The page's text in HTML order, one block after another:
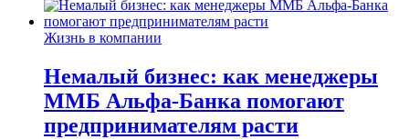
Жизнь в компании
Немалый бизнес: как менеджеры
ММБ Альфа-Банка помогают
предпринимателям расти